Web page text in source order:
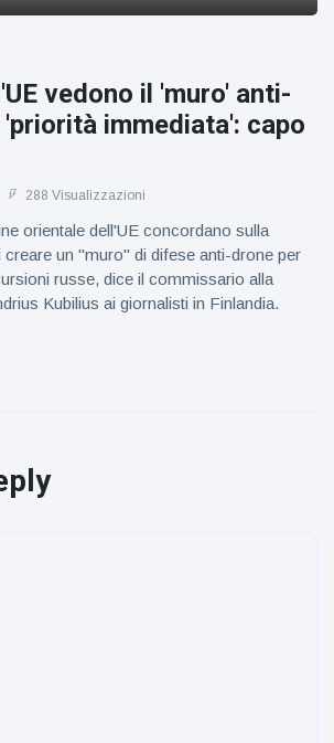
vedono il 'muro' anti-
immediata': capo
288 Visualizzazioni
orientale dell'UE concordano sulla
creare un "muro" di difese anti-drone per
russe, dice il commissario alla
Kubilius ai giornalisti in Finlandia.